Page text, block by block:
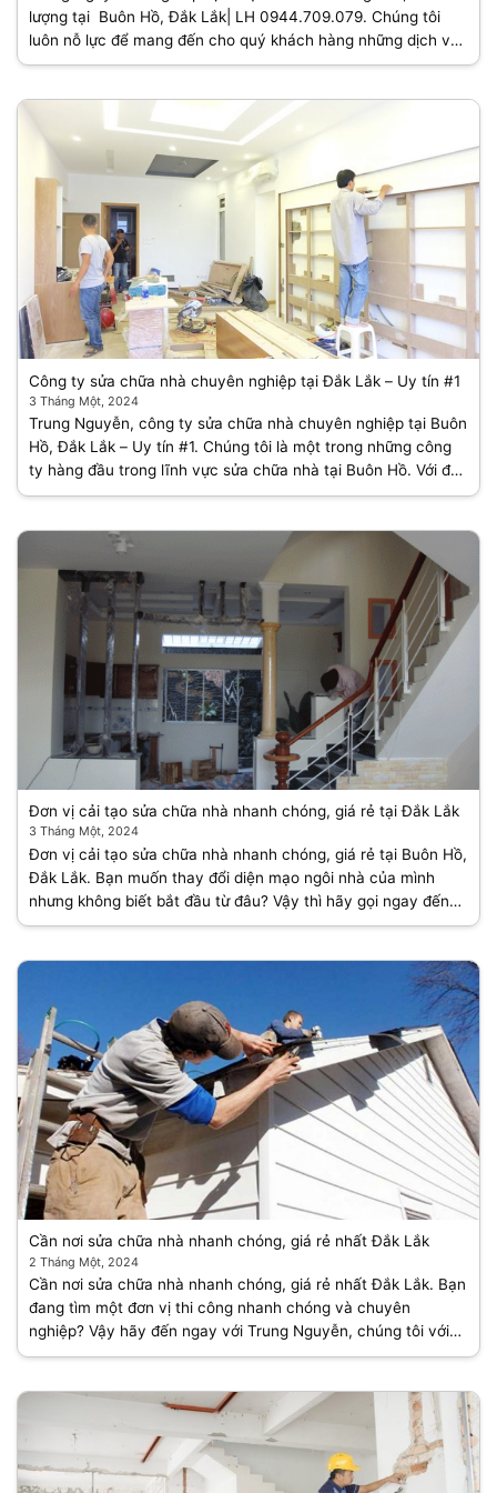
lượng tại Buôn Hồ, Đắk Lắk| LH 0944.709.079. Chúng tôi
luôn nỗ lực để mang đến cho quý khách hàng những dịch vụ
chất lượng với giá cả [...]
Công ty sửa chữa nhà chuyên nghiệp tại Đắk Lắk – Uy tín #1
3 Tháng Một, 2024
Trung Nguyễn, công ty sửa chữa nhà chuyên nghiệp tại Buôn
Hồ, Đắk Lắk – Uy tín #1. Chúng tôi là một trong những công
ty hàng đầu trong lĩnh vực sửa chữa nhà tại Buôn Hồ. Với đội
ngũ [...]
Đơn vị cải tạo sửa chữa nhà nhanh chóng, giá rẻ tại Đắk Lắk
3 Tháng Một, 2024
Đơn vị cải tạo sửa chữa nhà nhanh chóng, giá rẻ tại Buôn Hồ,
Đắk Lắk. Bạn muốn thay đổi diện mạo ngôi nhà của mình
nhưng không biết bắt đầu từ đâu? Vậy thì hãy gọi ngay đến
Đội [...]
Cần nơi sửa chữa nhà nhanh chóng, giá rẻ nhất Đắk Lắk
2 Tháng Một, 2024
Cần nơi sửa chữa nhà nhanh chóng, giá rẻ nhất Đắk Lắk. Bạn
đang tìm một đơn vị thi công nhanh chóng và chuyên
nghiệp? Vậy hãy đến ngay với Trung Nguyễn, chúng tôi với
đội ngũ nhân viên chuyên [...]